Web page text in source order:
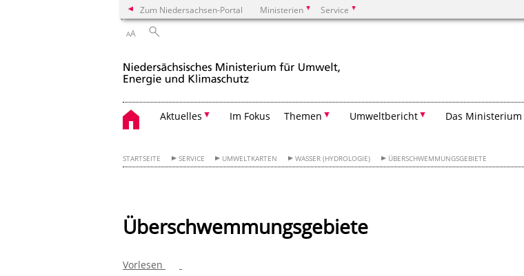
Zum Niedersachsen-Portal Ministerien Service
AA
Aktuelles Im Fokus Themen Umweltbericht Das Ministerium
STARTSEITE SERVICE UMWELTKARTEN WASSER (HYDROLOGIE) ÜBERSCHWEMMUNGSGEBIETE
Überschwemmungsgebiete
Vorlesen